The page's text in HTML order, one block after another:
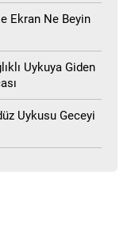
Ekran Ne Beyin
Uykuya Giden
Uykusu Geceyi